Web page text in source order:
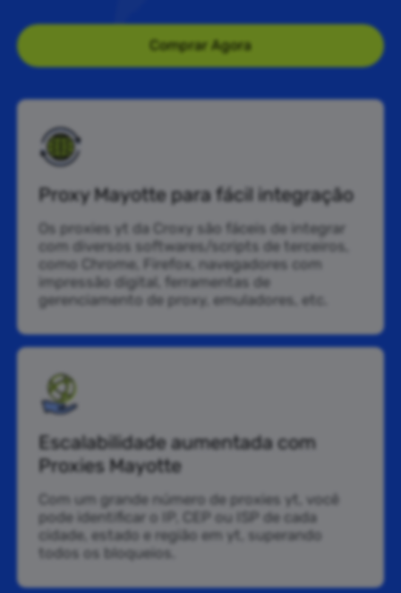
Comprar Agora
Proxy Mayotte para fácil integração
Os proxies yt da Croxy são fáceis de integrar
com diversos softwares/scripts de terceiros,
como Chrome, Firefox, navegadores com
impressão digital, ferramentas de
gerenciamento de proxy, emuladores, etc.
Escalabilidade aumentada com
Proxies Mayotte
Com um grande número de proxies yt, você
pode identificar o IP, CEP ou ISP de cada
cidade, estado e região em yt, superando
todos os bloqueios.